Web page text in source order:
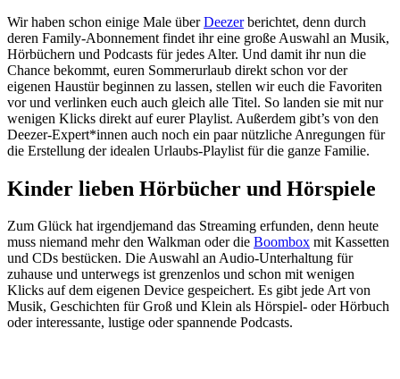
Wir haben schon einige Male überDeezerberichtet, denn durch
deren Family-Abonnement findet ihr eine große Auswahl an Musik,
Hörbüchern und Podcasts für jedes Alter. Und damit ihr nun die
Chance bekommt, euren Sommerurlaub direkt schon vor der
eigenen Haustür beginnen zu lassen, stellen wir euch die Favoriten
vor und verlinken euch auch gleich alle Titel. So landen sie mit nur
wenigen Klicks direkt auf eurer Playlist. Außerdem gibt’s von den
Deezer-Expert*innen auch noch ein paar nützliche Anregungen für
die Erstellung der idealen Urlaubs-Playlist für die ganze Familie.
Kinder lieben Hörbücher und Hörspiele
Zum Glück hat irgendjemand das Streaming erfunden, denn heute
muss niemand mehr den Walkman oder die Boombox mit Kassetten
und CDs bestücken. Die Auswahl an Audio-Unterhaltung für
zuhause und unterwegs ist grenzenlos und schon mit wenigen
Klicks auf dem eigenen Device gespeichert. Es gibt jede Art von
Musik, Geschichten für Groß und Klein als Hörspiel- oder Hörbuch
oder interessante, lustige oder spannende Podcasts.